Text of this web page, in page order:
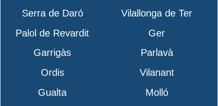
Serra de Daró
Vilallonga de Ter
Palol de Revardit
Ger
Garrigàs
Parlavà
Ordis
Vilanant
Gualta
Molló